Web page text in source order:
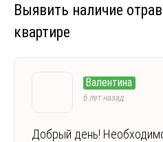
Выявить наличие
квартире
Валентина
6 лет назад
Добрый день!